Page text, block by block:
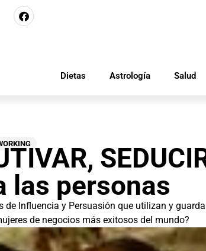
Dietas Astrología Salud
las personas
de Influencia y Persuasión que utilizan y
de negocios más exitosos del mundo?